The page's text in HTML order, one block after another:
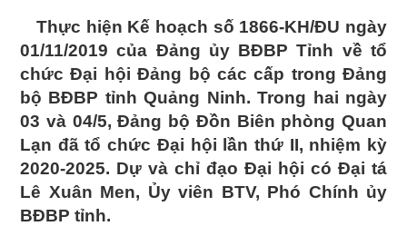
Thực hiện Kế hoạch số 1866-KH/ĐU ngày
01/11/2019 của Đảng ủy BĐBP Tỉnh về tổ
chức Đại hội Đảng bộ các cấp trong Đảng
bộ BĐBP tỉnh Quảng Ninh.Trong hai ngày
03 và 04/5, Đảng bộ Đồn Biên phòng Quan
Lạn đã tổ chức Đại hội lần thứ II, nhiệm kỳ
2020-2025. Dự và chỉ đạo Đại hội có Đại tá
Lê Xuân Men, Ủy viên BTV, Phó Chính ủy
BĐBP tỉnh.